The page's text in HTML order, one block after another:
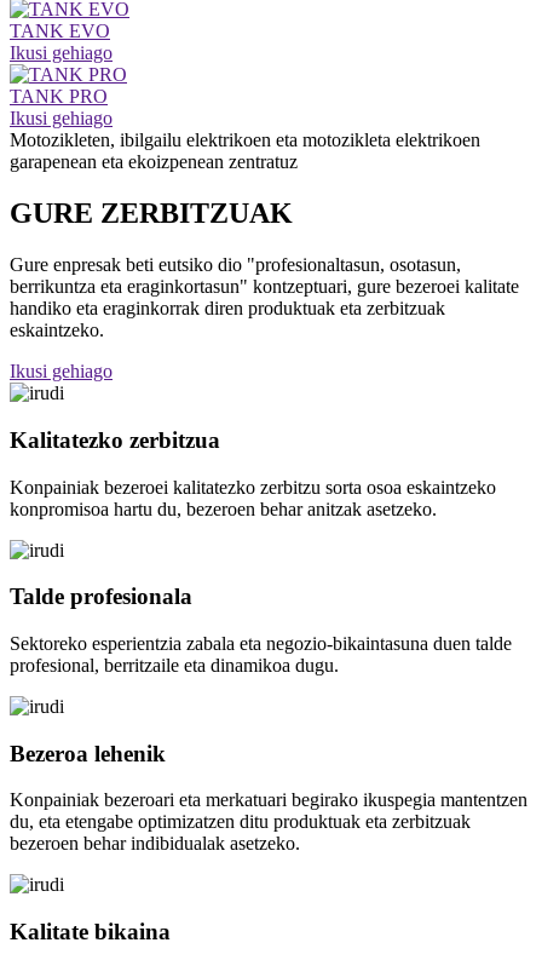
TANK EVO
Ikusi gehiago
TANK PRO
Ikusi gehiago
Motozikleten, ibilgailu elektrikoen eta motozikleta elektrikoen
garapenean eta ekoizpenean zentratuz
GURE ZERBITZUAK
Gure enpresak beti eutsiko dio "profesionaltasun, osotasun,
berrikuntza eta eraginkortasun" kontzeptuari, gure bezeroei kalitate
handiko eta eraginkorrak diren produktuak eta zerbitzuak
eskaintzeko.
Ikusi gehiago
Kalitatezko zerbitzua
Konpainiak bezeroei kalitatezko zerbitzu sorta osoa eskaintzeko
konpromisoa hartu du, bezeroen behar anitzak asetzeko.
Talde profesionala
Sektoreko esperientzia zabala eta negozio-bikaintasuna duen talde
profesional, berritzaile eta dinamikoa dugu.
Bezeroa lehenik
Konpainiak bezeroari eta merkatuari begirako ikuspegia mantentzen
du, eta etengabe optimizatzen ditu produktuak eta zerbitzuak
bezeroen behar indibidualak asetzeko.
Kalitate bikaina